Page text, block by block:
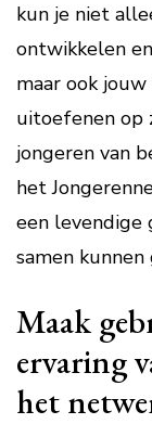
kun je niet
ontwikkelen
maar ook
uitoefenen op
jongeren van
het
een levendige
samen
Maak
ervaring
het